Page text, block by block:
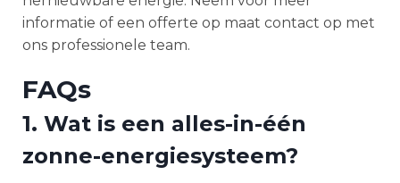
informatie of een offerte op maat contact op met
ons professionele team.
FAQs
1. Wat is een alles-in-één
zonne-energiesysteem?